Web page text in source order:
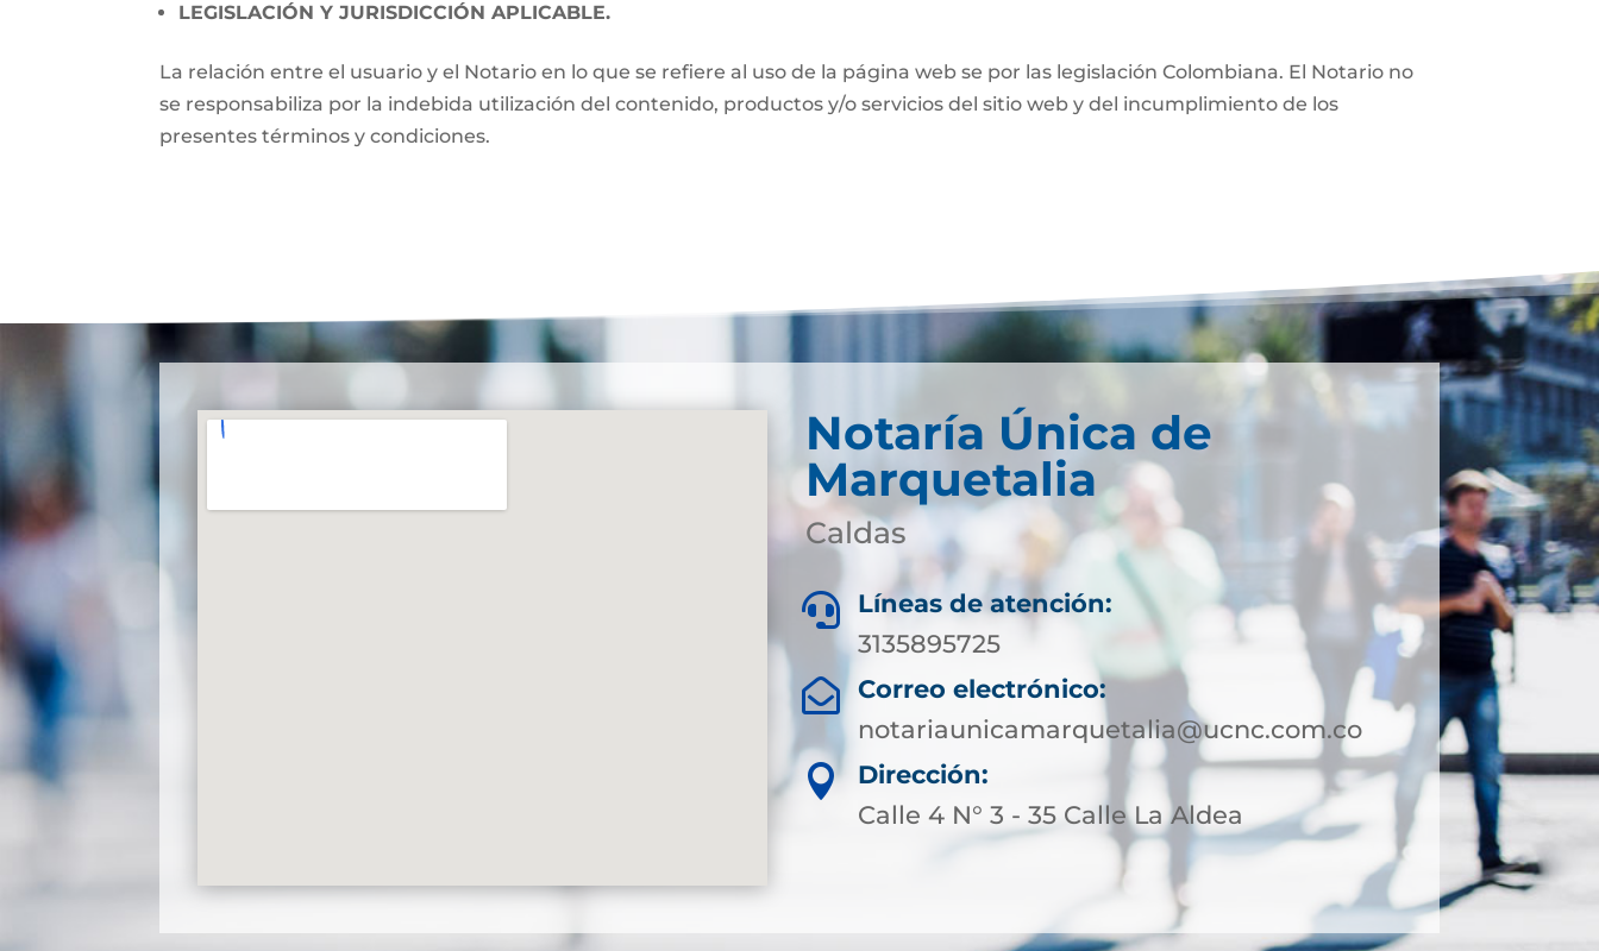
LEGISLACIÓN Y JURISDICCIÓN APLICABLE.
La relación entre el usuario y el Notario en lo que se refiere al uso de la página web se por las legislación Colombiana. El Notario no
se responsabiliza por la indebida utilización del contenido, productos y/o servicios del sitio web y del incumplimiento de los
presentes términos y condiciones.
Notaría Única de
Marquetalia
Caldas

Líneas de atención:
3135895725

Correo electrónico:
notariaunicamarquetalia@ucnc.com.co

Dirección:
Calle 4 N° 3 - 35 Calle La Aldea